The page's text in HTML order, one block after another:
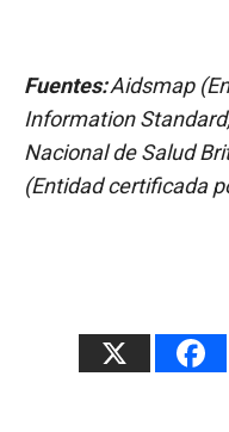
Fuentes:Aidsmap
Information
Nacional de Salud
(Entidad certificada